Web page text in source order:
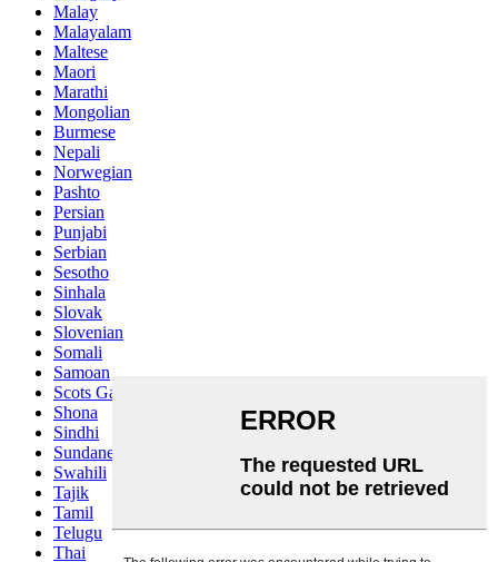
Malay
Malayalam
Maltese
Maori
Marathi
Mongolian
Burmese
Nepali
Norwegian
Pashto
Persian
Punjabi
Serbian
Sesotho
Sinhala
Slovak
Slovenian
Somali
Samoan
Scots Gaelic
Shona
Sindhi
Sundanese
Swahili
Tajik
Tamil
Telugu
Thai